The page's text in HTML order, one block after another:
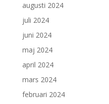
augusti 2024
juli 2024
juni 2024
maj 2024
april 2024
mars 2024
februari 2024